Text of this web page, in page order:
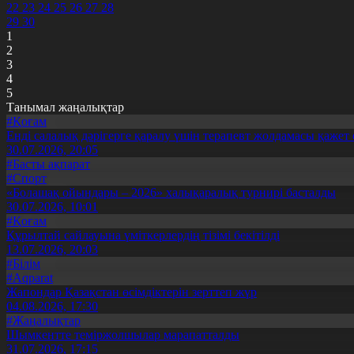
22 23 24 25 26 27 28
29 30
1
2
3
4
5
Танымал жаңалықтар
#Қоғам
Енді салалық дәрігерге қаралу үшін терапевт жолдамасы қажет
30.07.2026, 20:05
#Басты ақпарат
#Спорт
«Болашақ ойындары – 2026» халықаралық турнирі басталды
30.07.2026, 10:01
#Қоғам
Құрылтай сайлауына үміткерлердің тізімі бекітілді
13.07.2026, 20:03
#Білім
#Aqparat
Жапондар Қазақстан өсімдіктерін зерттеп жүр
04.08.2026, 17:30
#Жаңалықтар
Шымкентте теміржолшылар марапатталды
31.07.2026, 17:15